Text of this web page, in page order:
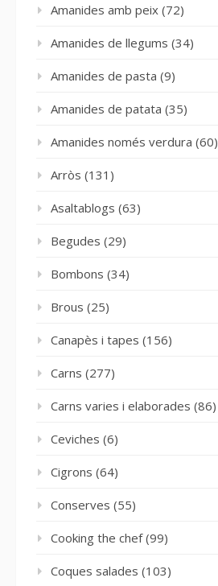
Amanides amb peix (72)
Amanides de llegums (34)
Amanides de pasta (9)
Amanides de patata (35)
Amanides només verdura (60)
Arròs (131)
Asaltablogs (63)
Begudes (29)
Bombons (34)
Brous (25)
Canapès i tapes (156)
Carns (277)
Carns varies i elaborades (86)
Ceviches (6)
Cigrons (64)
Conserves (55)
Cooking the chef(99)
Coques salades (103)